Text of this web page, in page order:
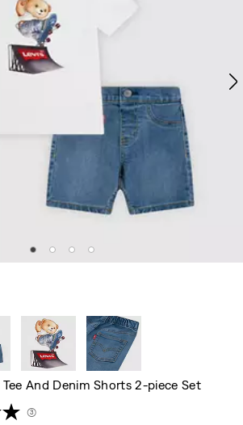
And Denim Shorts 2-piece Set
(3)